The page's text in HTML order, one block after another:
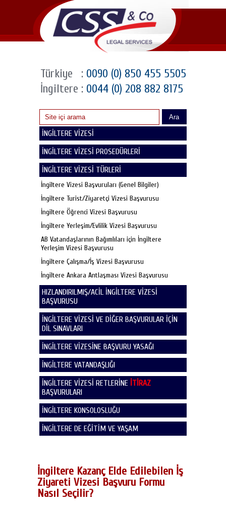
Türkiye : 0090 (0) 850 455 5505
İngiltere : 0044 (0) 208 882 8175
Ara
İNGİLTERE VİZESİ
İNGİLTERE VİZESİ PROSEDÜRLERİ
İNGİLTERE VİZESİ TÜRLERİ
İngiltere Vizesi Başvuruları (Genel Bilgiler)
İngiltere Turist/Ziyaretçi Vizesi Başvurusu
İngiltere Öğrenci Vizesi Başvurusu
İngiltere Yerleşim/Evlilik Vizesi Başvurusu
AB Vatandaşlarının Bağımlıları için İngiltere
Yerleşim Vizesi Başvurusu
İngiltere Çalışma/İş Vizesi Başvurusu
İngiltere Ankara Antlaşması Vizesi Başvurusu
HIZLANDIRILMIŞ/ACİL İNGİLTERE VİZESİ
BAŞVURUSU
İNGİLTERE VİZESİ VE DİĞER BAŞVURULAR İÇİN
DİL SINAVLARI
İNGİLTERE VİZESİNE BAŞVURU YASAĞI
İNGİLTERE VATANDAŞLIĞI
İNGİLTERE VİZESİ RETLERİNE İTİRAZ
BAŞVURULARI
İNGİLTERE KONSOLOSLUĞU
İNGİLTERE DE EĞİTİM VE YAŞAM
İngiltere Kazanç Elde Edilebilen İş
Ziyareti Vizesi Başvuru Formu
Nasıl Seçilir?